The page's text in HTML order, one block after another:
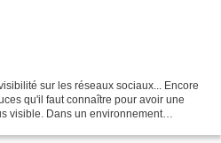
sur les réseaux sociaux... Encore
qu'il faut connaître pour avoir une
visible. Dans un environnement